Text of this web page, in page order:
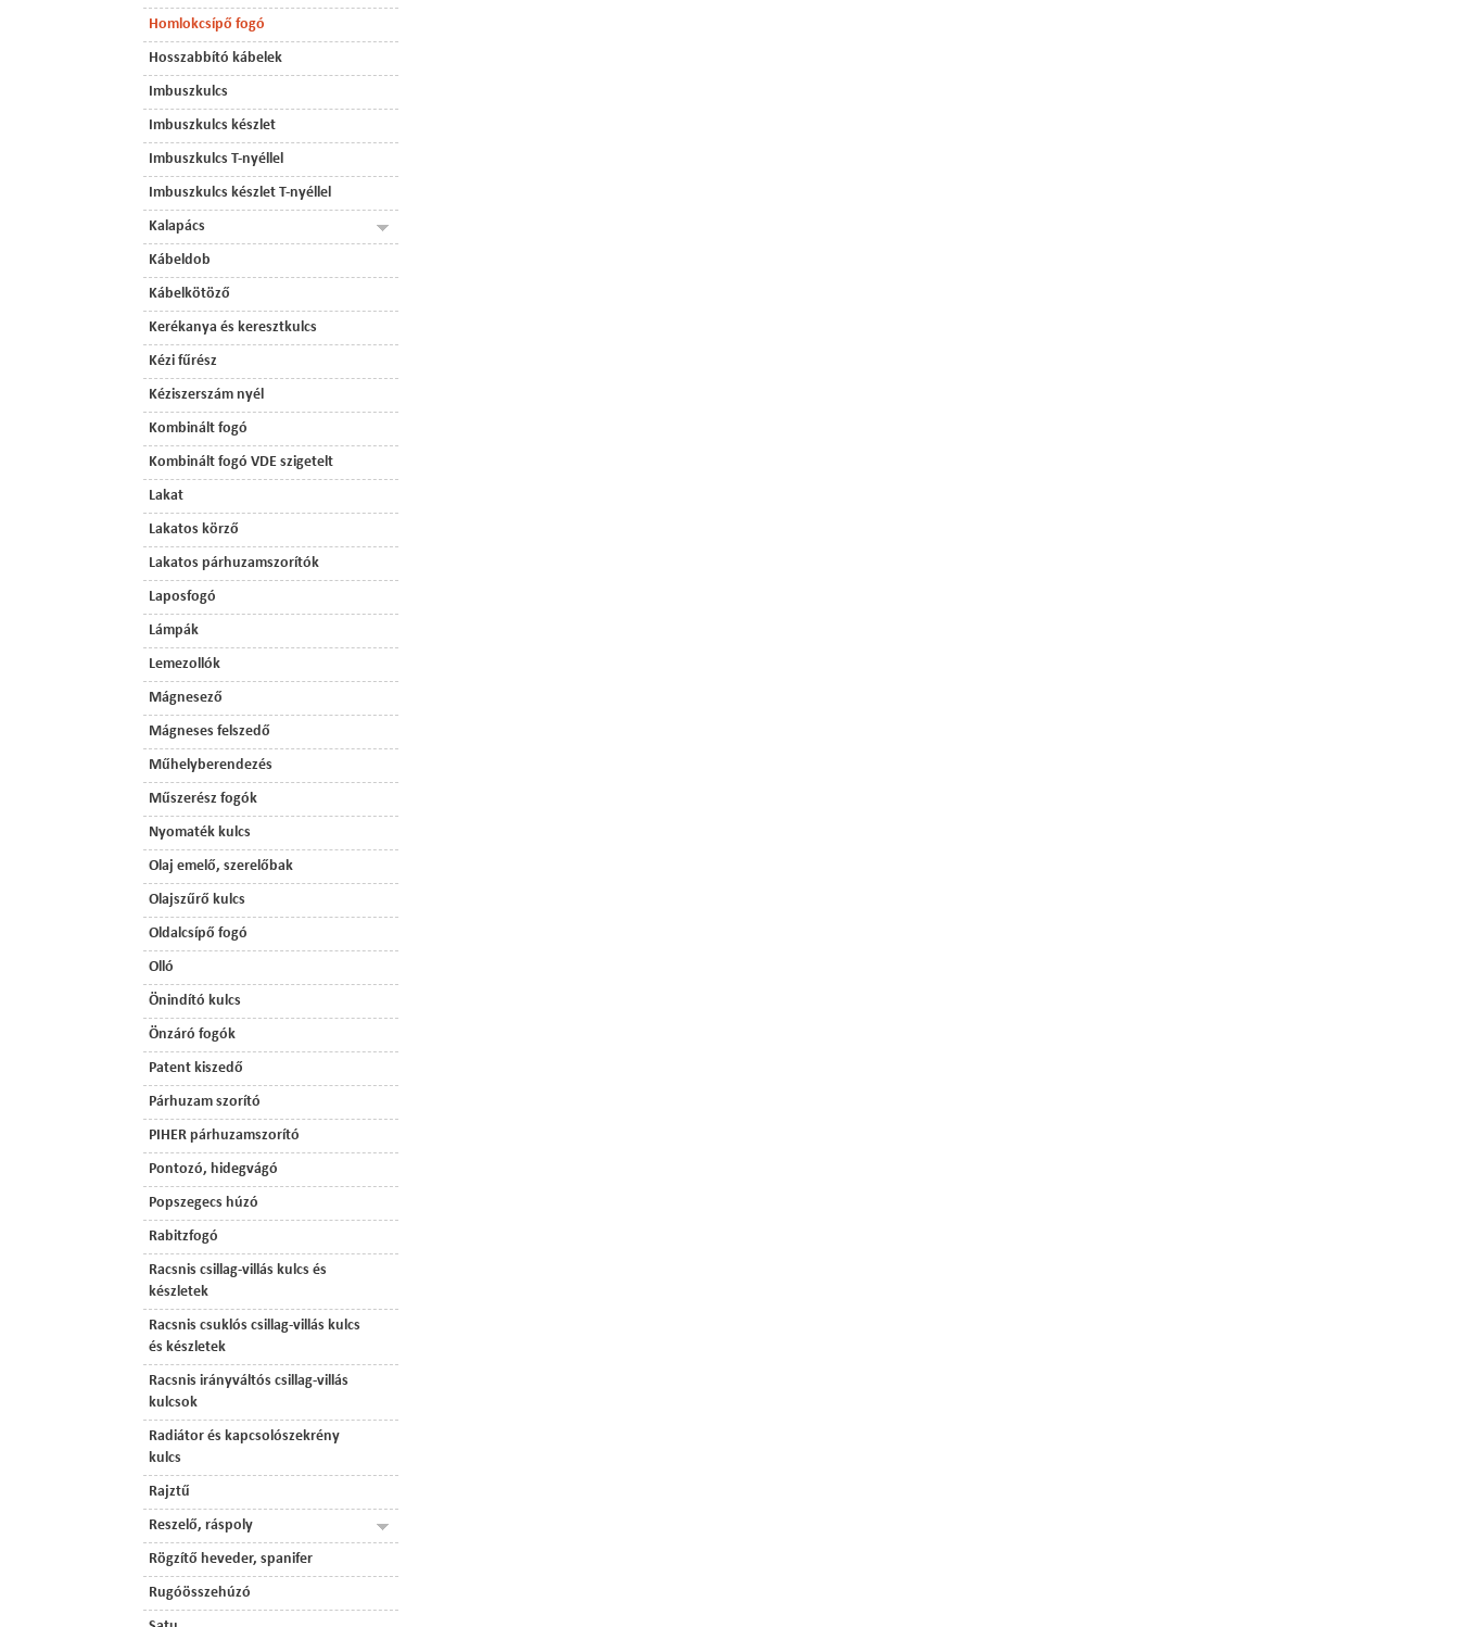
Homlokcsípő fogó
Hosszabbító kábelek
Imbuszkulcs
Imbuszkulcs készlet
Imbuszkulcs T-nyéllel
Imbuszkulcs készlet T-nyéllel
Kalapács
Kábeldob
Kábelkötöző
Kerékanya és keresztkulcs
Kézi fűrész
Kéziszerszám nyél
Kombinált fogó
Kombinált fogó VDE szigetelt
Lakat
Lakatos körző
Lakatos párhuzamszorítók
Laposfogó
Lámpák
Lemezollók
Mágnesező
Mágneses felszedő
Műhelyberendezés
Műszerész fogók
Nyomaték kulcs
Olaj emelő, szerelőbak
Olajszűrő kulcs
Oldalcsípő fogó
Olló
Önindító kulcs
Önzáró fogók
Patent kiszedő
Párhuzam szorító
PIHER párhuzamszorító
Pontozó, hidegvágó
Popszegecs húzó
Rabitzfogó
Racsnis csillag-villás kulcs és
készletek
Racsnis csuklós csillag-villás kulcs
és készletek
Racsnis irányváltós csillag-villás
kulcsok
Radiátor és kapcsolószekrény
kulcs
Rajztű
Reszelő, ráspoly
Rögzítő heveder, spanifer
Rugóösszehúzó